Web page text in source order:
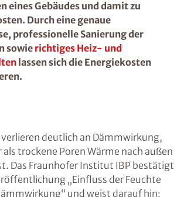
eines Gebäudes und damit zu
Durch eine genaue
professionelle Sanierung der
sowie richtiges Heiz- und
lassen sich die Energiekosten
verlieren deutlich an Dämmwirkung,
als trockene Poren Wärme nach außen
Das Fraunhofer Institut IBP bestätigt
„Einfluss der Feuchte
und weist darauf hin: